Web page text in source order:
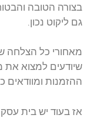
בצורה הטובה
גם ליקוט נכון.
מאחורי כל הצלחה
שיודעים למצוא
ההזמנות ומוודאים
אז בעוד יש בית